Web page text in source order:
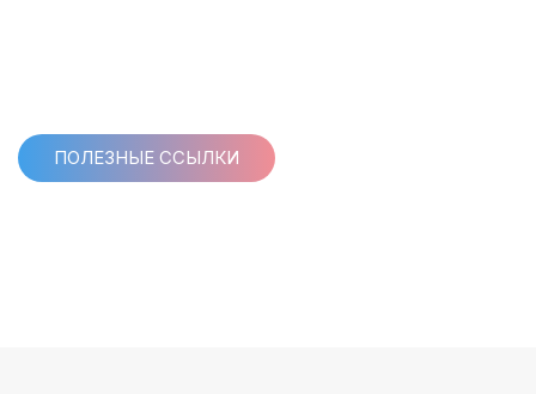
ПОЛЕЗНЫЕ ССЫЛКИ